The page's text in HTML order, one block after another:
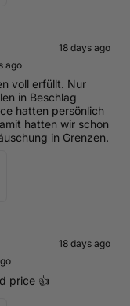
18 days ago
ago
voll erfüllt. Nur
in Beschlag
hatten persönlich
hatten wir schon
in Grenzen.
18 days ago
price 👍